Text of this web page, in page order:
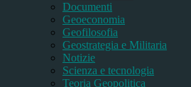
Documenti
Geoeconomia
Geofilosofia
Geostrategia e Militaria
Notizie
Scienza e tecnologia
Teoria Geopolitica